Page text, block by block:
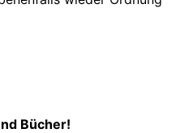
Bücher!